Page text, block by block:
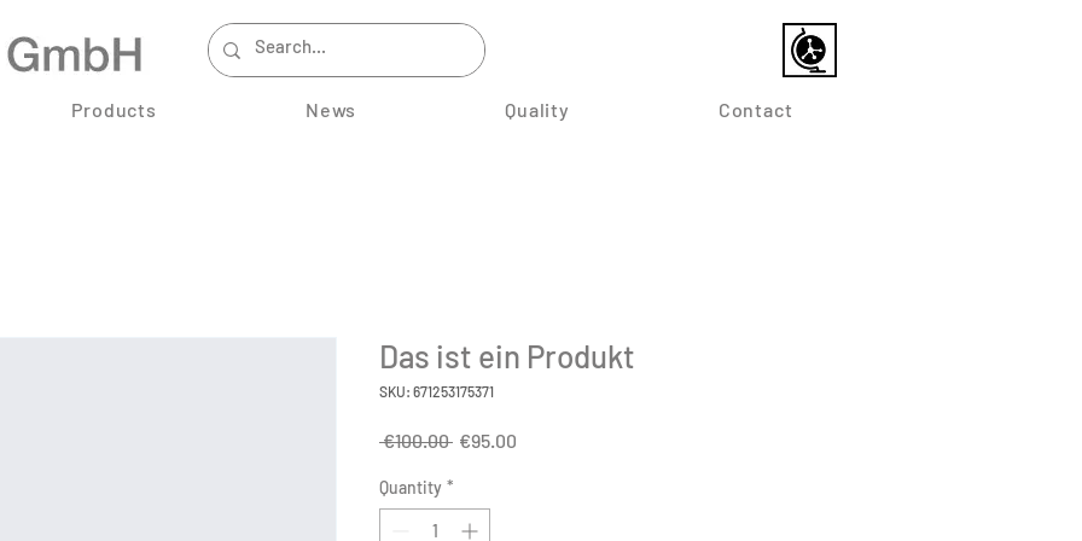
Products News Quality Contact
Das ist ein Produkt
SKU: 671253175371
€100.00 Regular
€95.00
Quantity *